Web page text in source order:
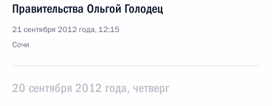
Правительства Ольгой Голодец
21 сентября 2012 года, 12:15
Сочи
20 сентября 2012 года, четверг